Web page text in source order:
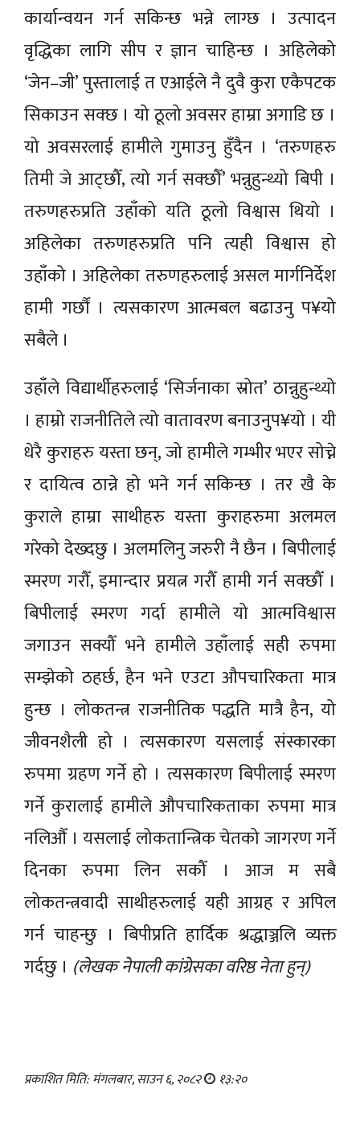
कार्यान्वयन गर्न सकिन्छ भन्ने लाग्छ । उत्पादन
वृद्धिका लागि सीप र ज्ञान चाहिन्छ । अहिलेको
‘जेन–जी’ पुस्तालाई त एआईले नै दुवै कुरा एकैपटक
सिकाउन सक्छ । यो ठूलो अवसर हाम्रा अगाडि छ ।
यो अवसरलाई हामीले गुमाउनु हुँदैन । ‘तरुणहरु
तिमी जे आट्छौँ, त्यो गर्न सक्छौँ’ भन्नुहुन्थ्यो बिपी ।
तरुणहरुप्रति उहाँको यति ठूलो विश्वास थियो ।
अहिलेका तरुणहरुप्रति पनि त्यही विश्वास हो
उहाँको । अहिलेका तरुणहरुलाई असल मार्गनिर्देश
हामी गर्छौं । त्यसकारण आत्मबल बढाउनु प¥यो
सबैले ।
उहाँले विद्यार्थीहरुलाई ‘सिर्जनाका स्रोत’ ठान्नुहुन्थ्यो
। हाम्रो राजनीतिले त्यो वातावरण बनाउनुप¥यो । यी
धेरै कुराहरु यस्ता छन्, जो हामीले गम्भीर भएर सोच्ने
र दायित्व ठान्ने हो भने गर्न सकिन्छ । तर खै के
कुराले हाम्रा साथीहरु यस्ता कुराहरुमा अलमल
गरेको देख्दछु । अलमलिनु जरुरी नै छैन । बिपीलाई
स्मरण गरौँ, इमान्दार प्रयत्न गरौँ हामी गर्न सक्छौँ ।
बिपीलाई स्मरण गर्दा हामीले यो आत्मविश्वास
जगाउन सक्यौँ भने हामीले उहाँलाई सही रुपमा
सम्झेको ठहर्छ, हैन भने एउटा औपचारिकता मात्र
हुन्छ । लोकतन्त्र राजनीतिक पद्धति मात्रै हैन, यो
जीवनशैली हो । त्यसकारण यसलाई संस्कारका
रुपमा ग्रहण गर्ने हो । त्यसकारण बिपीलाई स्मरण
गर्ने कुरालाई हामीले औपचारिकताका रुपमा मात्र
नलिऔँ । यसलाई लोकतान्त्रिक चेतको जागरण गर्ने
दिनका रुपमा लिन सकौँ । आज म सबै
लोकतन्त्रवादी साथीहरुलाई यही आग्रह र अपिल
गर्न चाहन्छु । बिपीप्रति हार्दिक श्रद्धाञ्जलि व्यक्त
गर्दछु । (लेखक नेपाली कांग्रेसका वरिष्ठ नेता हुन्)
प्रकाशित मिति: मंगलबार, साउन ६, २०८२ १३:२०